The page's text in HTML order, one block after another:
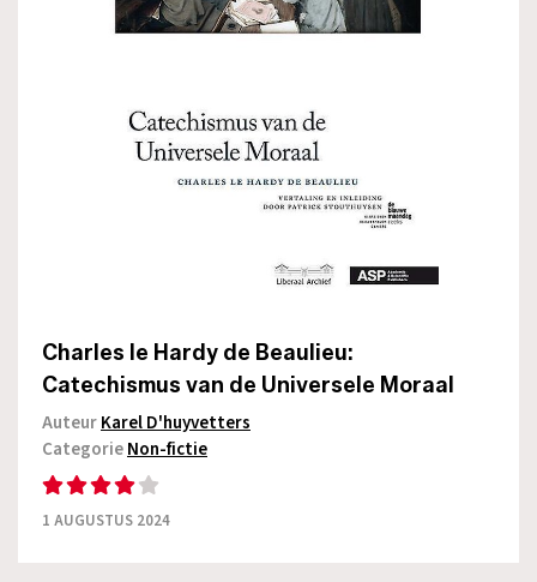
Charles le Hardy de Beaulieu:
Catechismus van de Universele Moraal
AuteurKarel D'huyvetters
CategorieNon-fictie
1 AUGUSTUS 2024